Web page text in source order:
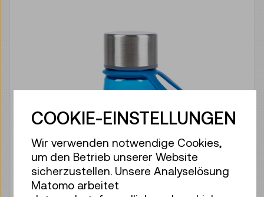
COOKIE-EINSTELLUNGEN
Wir verwenden notwendige Cookies,
um den Betrieb unserer Website
sicherzustellen. Unsere Analyselösung
Matomo arbeitet